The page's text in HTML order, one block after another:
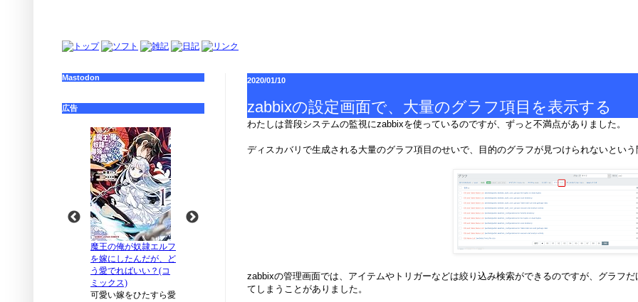
2020/01/10
zabbixの設定画面で、大量のグラフ項目を表示する
わたしは普段システムの監視にzabbixを使っているのですが、ずっと不満点がありました。
ディスカバリで生成される大量のグラフ項目のせいで、目的のグラフが見つけられないとい
zabbixの管理画面では、アイテムやトリガーなどは絞り込み検索ができるのですが、グラフ
てしまうことがありました。
Mastodon
広告